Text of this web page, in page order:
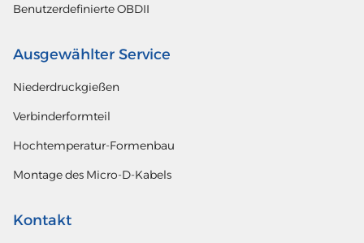
Benutzerdefinierte OBDII
Ausgewählter Service
Niederdruckgießen
Verbinderformteil
Hochtemperatur-Formenbau
Montage des Micro-D-Kabels
Kontakt